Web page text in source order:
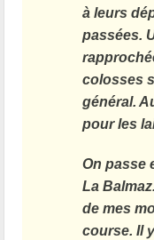
à leurs
passées.
colosses
général.
pour les
On passe
La
de mes
course. Il